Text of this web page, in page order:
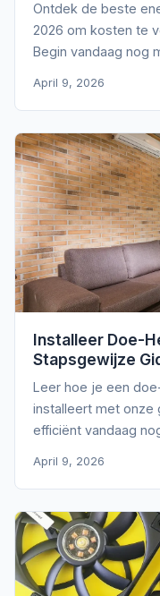
Ontdek de beste
2026 om kosten te
Begin vandaag nog
April 9, 2026
Installeer Doe-
Stapsgewijze
Leer hoe je een
installeert met onze
efficiënt vandaag
April 9, 2026